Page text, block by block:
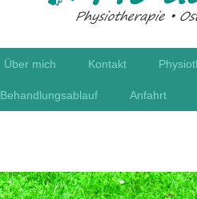
Über mich Kontakt
Behandlungsablauf Anfahrt